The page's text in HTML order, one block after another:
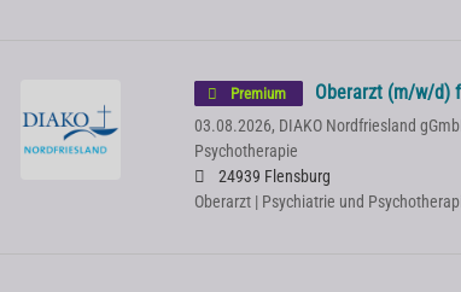
Premium Oberarzt (m/w/d)
03.08.2026, DIAKO Nordfriesland
Psychotherapie
24939 Flensburg
Oberarzt | Psychiatrie und